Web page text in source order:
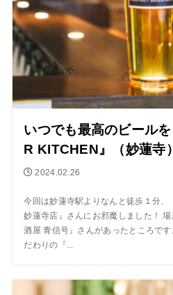
いつでも最高のビール
R KITCHEN』（妙蓮寺）
2024.02.26
今回は妙蓮寺駅よりなんと徒歩１分
妙蓮寺店』さんにお邪魔しました！
酒屋 青信号』さんがあったところで
だわりの『...